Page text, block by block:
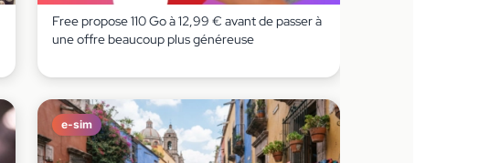
Free propose 110 Go à 12,99 € avant de passer à
une offre beaucoup plus généreuse
e-sim